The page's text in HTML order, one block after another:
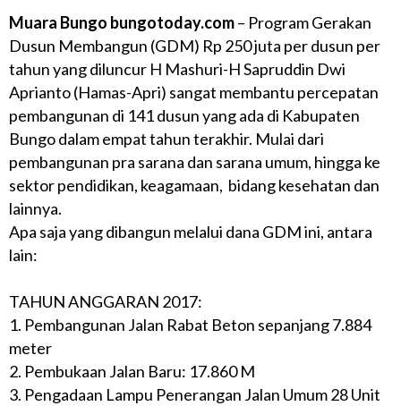
Muara Bungo bungotoday.com– Program Gerakan
Dusun Membangun (GDM) Rp 250 juta per dusun per
tahun yang diluncur H Mashuri-H Sapruddin Dwi
Aprianto (Hamas-Apri) sangat membantu percepatan
pembangunan di 141 dusun yang ada di Kabupaten
Bungo dalam empat tahun terakhir. Mulai dari
pembangunan pra sarana dan sarana umum, hingga ke
sektor pendidikan, keagamaan, bidang kesehatan dan
lainnya.
Apa saja yang dibangun melalui dana GDM ini, antara
lain:
TAHUN ANGGARAN 2017:
1. Pembangunan Jalan Rabat Beton sepanjang 7.884
meter
2. Pembukaan Jalan Baru: 17.860 M
3. Pengadaan Lampu Penerangan Jalan Umum 28 Unit